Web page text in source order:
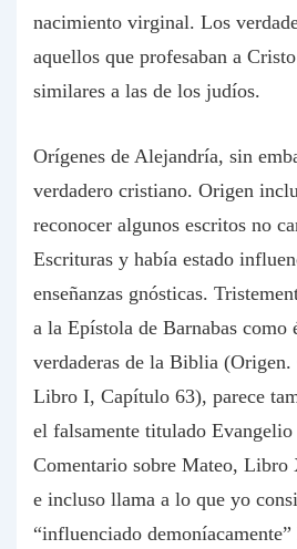
nacimiento virginal. Los
aquellos que profesaban a
similares a las de los judíos.
Orígenes de Alejandría, sin
verdadero cristiano. Origen
reconocer algunos escritos no
Escrituras y había estado
enseñanzas gnósticas.
a la Epístola de Barnabas como
verdaderas de la Biblia (Origen.
Libro I, Capítulo 63), parece
el falsamente titulado Evangelio
Comentario sobre Mateo,
e incluso llama a lo que yo
“influenciado demoníacamente”